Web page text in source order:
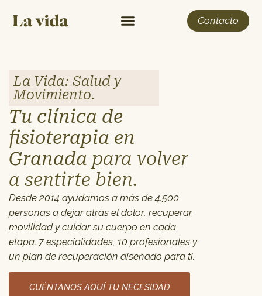
Contacto
La Vida: Salud y
Movimiento.
Tu clínica de
fisioterapia en
Granada para volver
a sentirte bien.
Desde 2014 ayudamos a más de 4.500
personas a dejar atrás el dolor, recuperar
movilidad y cuidar su cuerpo en cada
etapa. 7 especialidades, 10 profesionales y
un plan de recuperación diseñado para ti.
CUÉNTANOS AQUÍ TU NECESIDAD